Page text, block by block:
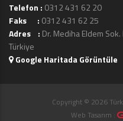
Telefon : 0312 431 62 20
Faks : 0312 431 62 25
Adres : Dr. Mediha Eldem
Türkiye
Google Haritada Görüntüle
Copyright © 2026
Web Tasarım :